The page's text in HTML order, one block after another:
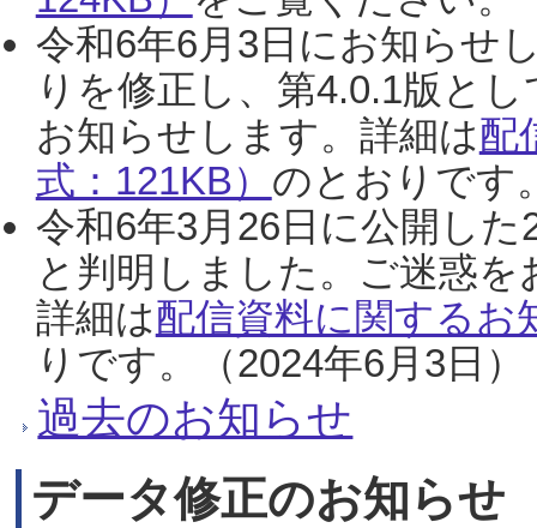
令和6年6月3日にお知らせ
りを修正し、第4.0.1版と
お知らせします。詳細は配
式：121KB） のとおりです
令和6年3月26日に公開し
と判明しました。ご迷惑
詳細は配信資料に関するお
りです。（2024年6月3日）
過去のお知らせ
データ修正のお知らせ